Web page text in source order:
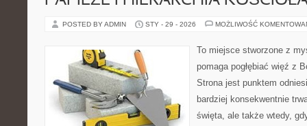
POSTED BY ADMIN STY - 29 - 2026 MOŻLIWOŚĆ
To miejsce stworzone z
pomaga pogłębiać więź z
Strona jest punktem
bardziej konsekwentnie
święta, ale także wtedy,